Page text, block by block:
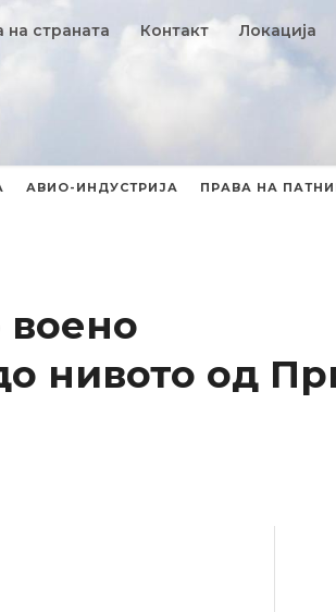
на страната Контакт Локација
АВИО-ИНДУСТРИЈА ПРАВА НА
воено
нивото од